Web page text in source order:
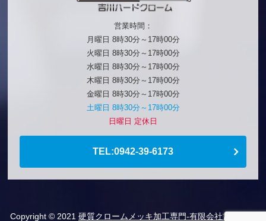
営業時間：
月曜日 8時30分～17時00分
火曜日 8時30分～17時00分
水曜日 8時30分～17時00分
木曜日 8時30分～17時00分
金曜日 8時30分～17時00分
土曜日 8時30分～17時00分
日曜日 定休日
TEL:0942-39-6173
Copyright © 2021 硬質クロームメッキ加工専門-有限会社吉川ハー